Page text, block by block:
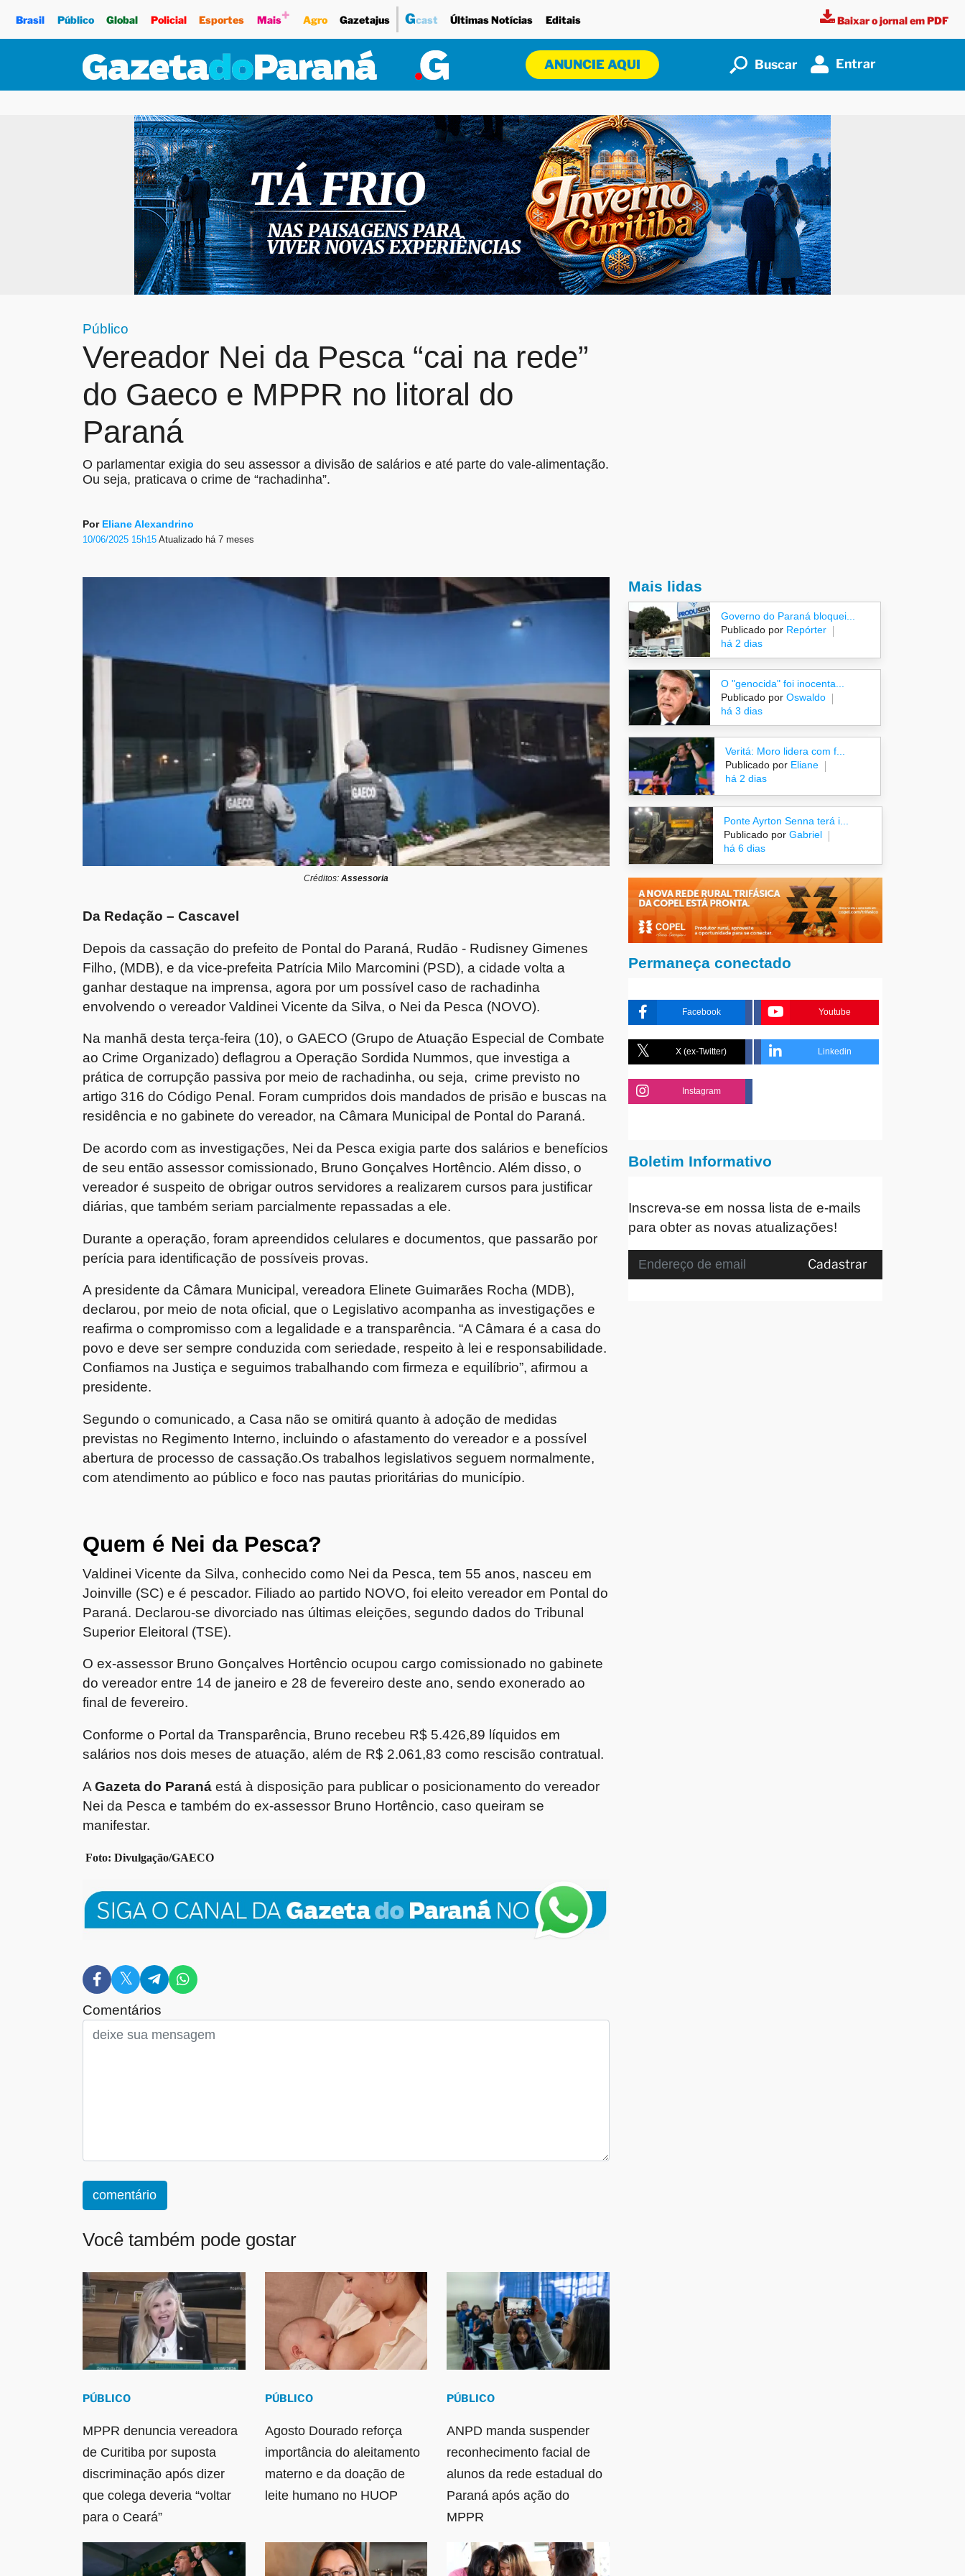
Brasil Público Global Policial Esportes Mais+ Agro Gazetajus Gcast Últimas Notícias Editais Baixar o jornal em PDF
ANUNCIE AQUI Buscar Entrar
Público
Vereador Nei da Pesca “cai na rede”
do Gaeco e MPPR no litoral do
Paraná
O parlamentar exigia do seu assessor a divisão de salários e até parte do vale-alimentação.
Ou seja, praticava o crime de “rachadinha”.
Por Eliane Alexandrino
10/06/2025 15h15Atualizado há 7 meses
Créditos: Assessoria
Da Redação – Cascavel
Depois da cassação do prefeito de Pontal do Paraná, Rudão - Rudisney Gimenes
Filho, (MDB), e da vice-prefeita Patrícia Milo Marcomini (PSD), a cidade volta a
ganhar destaque na imprensa, agora por um possível caso de rachadinha
envolvendo o vereadorValdinei Vicente da Silva, o Nei da Pesca (NOVO).
Na manhã desta terça-feira (10), o GAECO (Grupo de Atuação Especial de Combate
ao Crime Organizado) deflagrou a Operação Sordida Nummos, que investiga a
prática de corrupção passiva por meio de rachadinha, ou seja, crime previsto no
artigo 316 do Código Penal. Foram cumpridos dois mandados de prisão e buscas na
residência e no gabinete do vereador, na Câmara Municipal de Pontal do Paraná.
De acordo com as investigações, Nei da Pesca exigia parte dos salários e benefícios
de seu então assessor comissionado, Bruno Gonçalves Hortêncio. Além disso, o
vereador é suspeito de obrigar outros servidores a realizarem cursos para justificar
diárias, que também seriam parcialmente repassadas a ele.
Durante a operação, foramapreendidos celulares e documentos, que passarão por
perícia para identificação de possíveis provas.
A presidente da Câmara Municipal, vereadora Elinete Guimarães Rocha (MDB),
declarou, por meio de nota oficial, que o Legislativo acompanha as investigações e
reafirma o compromisso com a legalidade e a transparência. “A Câmara é a casa do
povo e deve ser sempre conduzida com seriedade, respeito à lei e responsabilidade.
Confiamos na Justiça e seguimos trabalhando com firmeza e equilíbrio”, afirmou a
presidente.
Segundo o comunicado, a Casa não se omitirá quanto à adoção de medidas
previstas no Regimento Interno, incluindo oafastamento do vereador e a possível
abertura de processo de cassação.Os trabalhos legislativos seguem normalmente,
com atendimento ao público e foco nas pautas prioritárias do município.
Quem é Nei da Pesca?
Valdinei Vicente da Silva, conhecido como Nei da Pesca, tem 55 anos, nasceu em
Joinville (SC) e é pescador. Filiado ao partido NOVO, foi eleito vereador em Pontal do
Paraná. Declarou-sedivorciado nas últimas eleições, segundo dados doTribunal
Superior Eleitoral (TSE).
O ex-assessor Bruno Gonçalves Hortêncio ocupou cargo comissionado no gabinete
do vereador entre 14 de janeiro e 28 de fevereiro deste ano, sendo exonerado ao
final de fevereiro.
Conforme o Portal da Transparência, Bruno recebeu R$ 5.426,89 líquidos em
salários nos dois meses de atuação, além de R$ 2.061,83 como rescisão contratual.
AGazeta do Paraná está à disposição para publicar o posicionamento do vereador
Nei da Pesca e também do ex-assessor Bruno Hortêncio, caso queiram se
manifestar.
Foto: Divulgação/GAECO
Comentários
comentário
Você também pode gostar
PÚBLICO
MPPR denuncia vereadora
de Curitiba por suposta
discriminação após dizer
que colega deveria “voltar
para o Ceará”
PÚBLICO
Agosto Dourado reforça
importância do aleitamento
materno e da doação de
leite humano no HUOP
PÚBLICO
ANPD manda suspender
reconhecimento facial de
alunos da rede estadual do
Paraná após ação do
MPPR
Mais lidas
Governo do Paraná bloquei...
Publicado por Repórter
há 2 dias
O "genocida" foi inocenta...
Publicado por Oswaldo
há 3 dias
Veritá: Moro lidera com f...
Publicado porEliane
há 2 dias
Ponte Ayrton Senna terá i...
Publicado por Gabriel
há 6 dias
Permaneça conectado
Facebook Youtube
X (ex-Twitter) Linkedin
Instagram
Boletim Informativo
Inscreva-se em nossa lista de e-mails
para obter as novas atualizações!
Cadastrar